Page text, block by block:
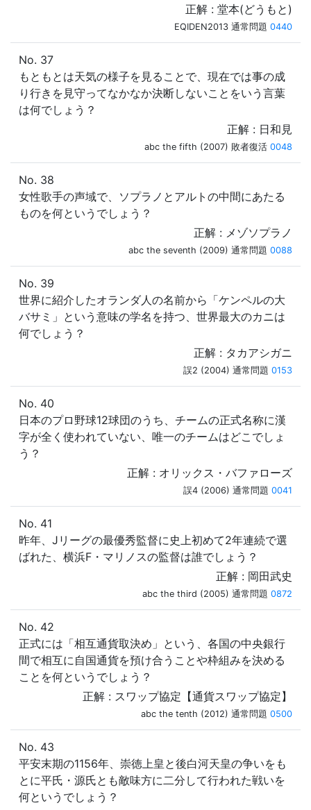
正解 : 堂本(どうもと)
EQIDEN2013 通常問題 0440
No. 37
もともとは天気の様子を見ることで、現在では事の成
り行きを見守ってなかなか決断しないことをいう言葉
は何でしょう？
正解 : 日和見
abc the fifth (2007) 敗者復活 0048
No. 38
女性歌手の声域で、ソプラノとアルトの中間にあたる
ものを何というでしょう？
正解 : メゾソプラノ
abc the seventh (2009) 通常問題 0088
No. 39
世界に紹介したオランダ人の名前から「ケンペルの大
バサミ」という意味の学名を持つ、世界最大のカニは
何でしょう？
正解 : タカアシガニ
誤2 (2004) 通常問題 0153
No. 40
日本のプロ野球12球団のうち、チームの正式名称に漢
字が全く使われていない、唯一のチームはどこでしょ
う？
正解 : オリックス・バファローズ
誤4 (2006) 通常問題 0041
No. 41
昨年、Jリーグの最優秀監督に史上初めて2年連続で選
ばれた、横浜F・マリノスの監督は誰でしょう？
正解 : 岡田武史
abc the third (2005) 通常問題 0872
No. 42
正式には「相互通貨取決め」という、各国の中央銀行
間で相互に自国通貨を預け合うことや枠組みを決める
ことを何というでしょう？
正解 : スワップ協定【通貨スワップ協定】
abc the tenth (2012) 通常問題 0500
No. 43
平安末期の1156年、崇徳上皇と後白河天皇の争いをも
とに平氏・源氏とも敵味方に二分して行われた戦いを
何というでしょう？